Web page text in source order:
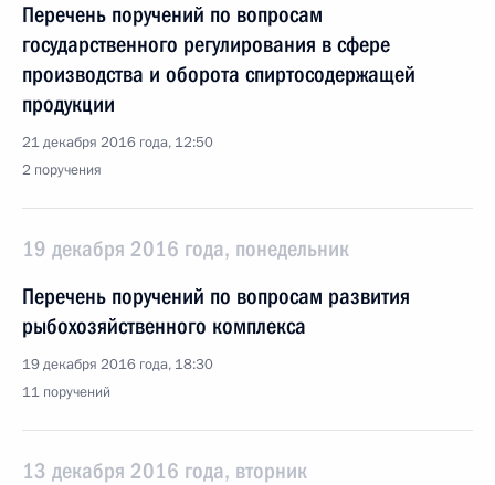
Перечень поручений по вопросам
государственного регулирования в сфере
производства и оборота спиртосодержащей
продукции
21 декабря 2016 года, 12:50
2 поручения
19 декабря 2016 года, понедельник
Перечень поручений по вопросам развития
рыбохозяйственного комплекса
19 декабря 2016 года, 18:30
11 поручений
13 декабря 2016 года, вторник